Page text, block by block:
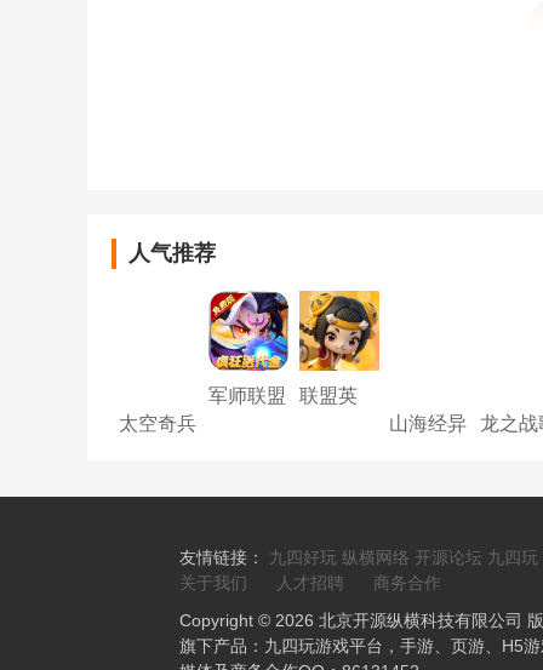
人气推荐
太空奇兵
斗）
军师联盟
联盟英
山海经异
龙之战
友情链接： 九四好玩 纵横网络 开源论坛 九四玩
关于我们
人才招聘
商务合作
Copyright © 2026 北京开源纵横科技有限公司
旗下产品：九四玩游戏平台，手游、页游、H5